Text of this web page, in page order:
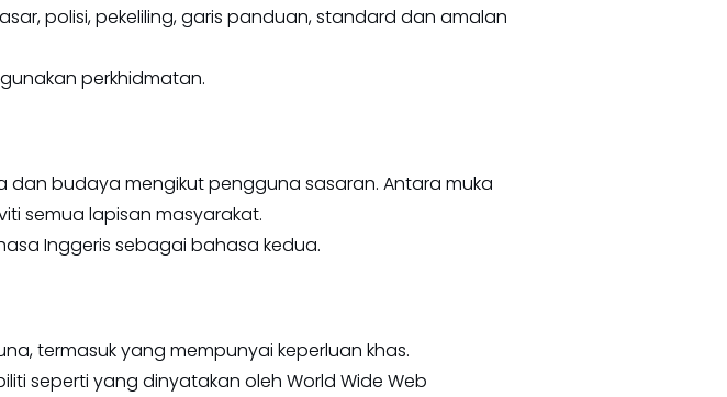
polisi, pekeliling, garis panduan, standard dan amalan
perkhidmatan.
budaya mengikut pengguna sasaran. Antara muka
semua lapisan masyarakat.
Inggeris sebagai bahasa kedua.
termasuk yang mempunyai keperluan khas.
seperti yang dinyatakan oleh World Wide Web